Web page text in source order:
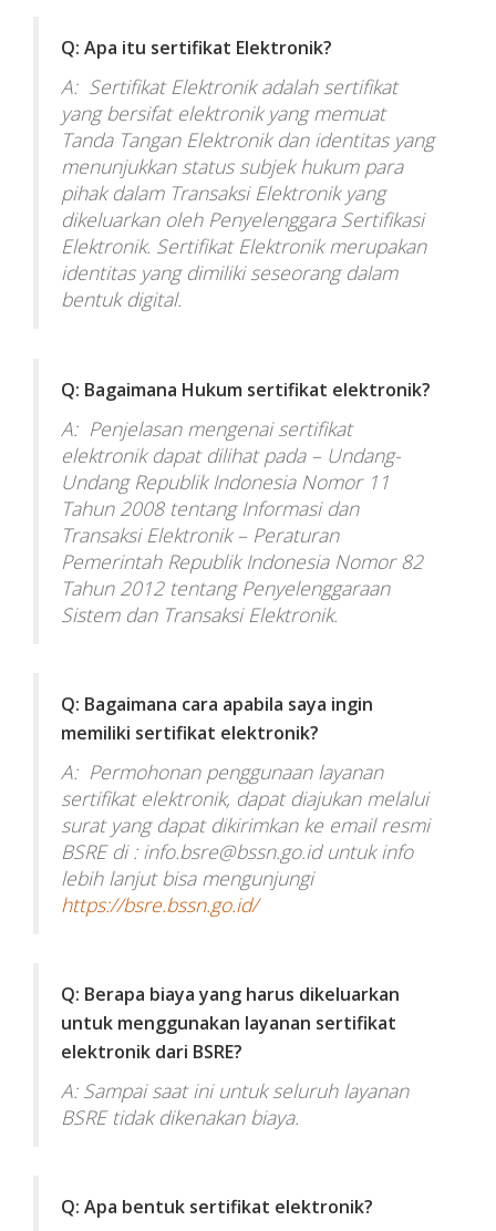
Q: Apa itu sertifikat Elektronik?
A: Sertifikat Elektronik adalah sertifikat
yang bersifat elektronik yang memuat
Tanda Tangan Elektronik dan identitas yang
menunjukkan status subjek hukum para
pihak dalam Transaksi Elektronik yang
dikeluarkan oleh Penyelenggara Sertifikasi
Elektronik. Sertifikat Elektronik merupakan
identitas yang dimiliki seseorang dalam
bentuk digital.
Q: Bagaimana Hukum sertifikat elektronik?
A: Penjelasan mengenai sertifikat
elektronik dapat dilihat pada – Undang-
Undang Republik Indonesia Nomor 11
Tahun 2008 tentang Informasi dan
Transaksi Elektronik – Peraturan
Pemerintah Republik Indonesia Nomor 82
Tahun 2012 tentang Penyelenggaraan
Sistem dan Transaksi Elektronik.
Q: Bagaimana cara apabila saya ingin
memiliki sertifikat elektronik?
A: Permohonan penggunaan layanan
sertifikat elektronik, dapat diajukan melalui
surat yang dapat dikirimkan ke email resmi
BSRE di : info.bsre@bssn.go.id untuk info
lebih lanjut bisa mengunjungi
https://bsre.bssn.go.id/
Q: Berapa biaya yang harus dikeluarkan
untuk menggunakan layanan sertifikat
elektronik dari BSRE?
A: Sampai saat ini untuk seluruh layanan
BSRE tidak dikenakan biaya.
Q: Apa bentuk sertifikat elektronik?